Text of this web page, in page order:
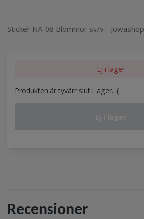
Sticker NA-08 Blommor sv/v - Jowashop
Ej i lager
Produkten är tyvärr slut i lager. :(
Recensioner